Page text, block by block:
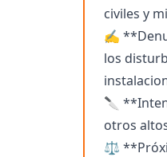
civiles y
✍️
los
🔪
otros
⚖️